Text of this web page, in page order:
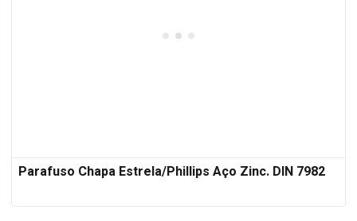
Parafuso Chapa Estrela/Phillips Aço Zinc. DIN 7982